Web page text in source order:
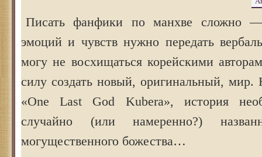
Писать фанфики по манхве сложно
эмоций и чувств нужно передать
могу не восхищаться корейскими
силу создать новый, оригинальный, мир.
«One Last God Kubera», история
случайно (или намеренно?)
могущественного божества…